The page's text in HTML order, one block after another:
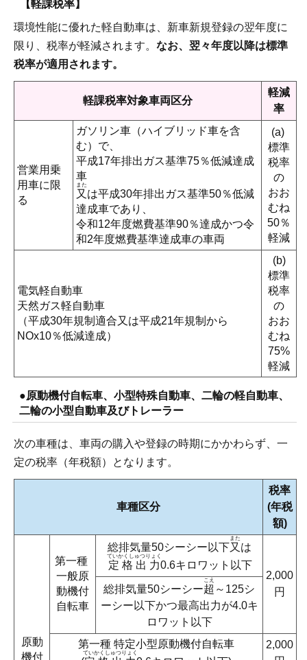
【軽課税率】
環境性能に優れた軽自動車は、新車新規登録の翌年度に
限り、税率が軽減されます。 なお、翌々年度以降は標準
税率が適用されます。
軽課税率対象車両区分
軽減
率
営業用乗
用車に限
る
ガソリン車（ハイブリッド車を含
む）で、
平成17年排出ガス基準75％低減達成
車
又
また
は平成30年排出ガス基準50％低減
達成車であり、
令和12年度燃費基準90％達成かつ令
和2年度燃費基準達成車の車両
(a)
標準
税率
の
おお
むね
50％
軽減
電気軽自動車
天然ガス軽自動車
（平成30年規制適合又は平成21年規制から
NOx10％低減達成）
(b)
標準
税率
の
おお
むね
75%
軽減
●原動機付自転車、小型特殊自動車、二輪の軽自動車、
二輪の小型自動車及びトレーラー
次の車種は、車両の購入や登録の時期にかかわらず、一
定の税率（年税額）となります。
車種区分
税率
(年税
額)
原動
機付
第一種
一般原
動機付
自転車
総排気量50シーシー以下又
また
は
定格出力
ていかくしゅつりょく
0.6キロワット以下
2,000
円
総排気量50シーシー超
こえ
～125シ
ーシー以下かつ最高出力が4.0キ
ロワット以下
第一種 特定小型原動機付自転車
ていかくしゅつりょく
2,000